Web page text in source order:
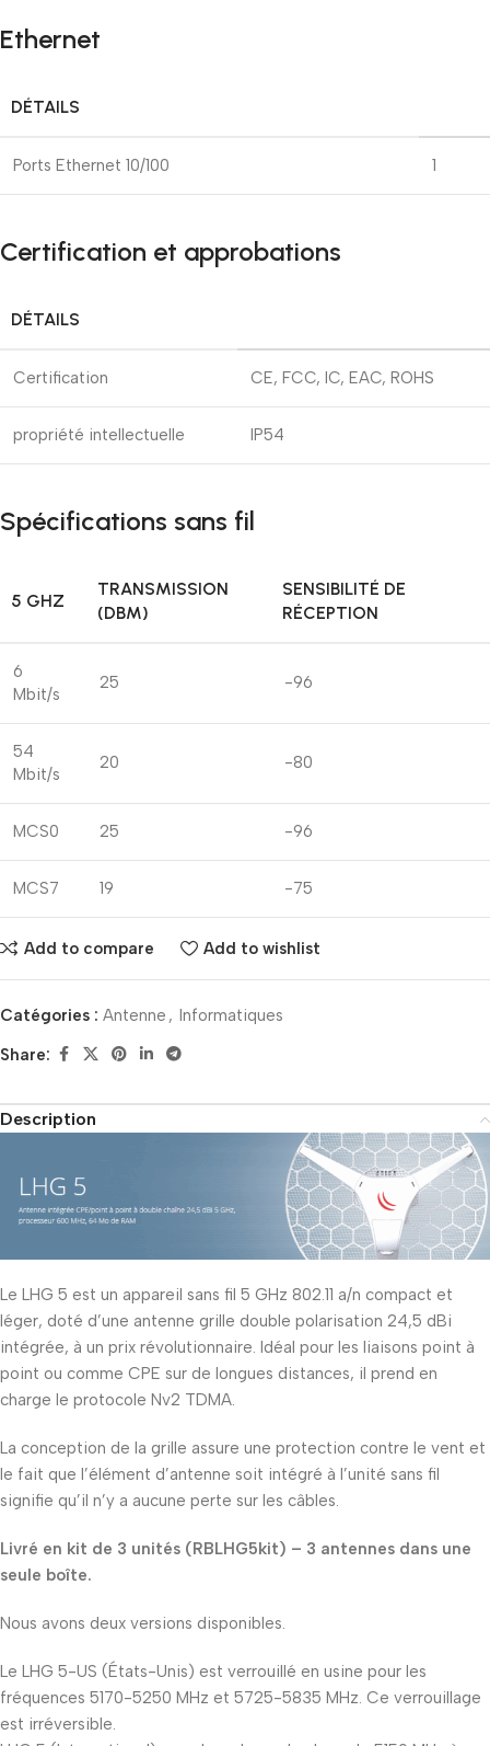
Ethernet
DÉTAILS
Ports Ethernet 10/100 1
Certification et approbations
DÉTAILS
Certification CE, FCC, IC, EAC, ROHS
propriété intellectuelle IP54
Spécifications sans fil
5 GHZ
TRANSMISSION
(DBM)
SENSIBILITÉ DE
RÉCEPTION
6
Mbit/s
25 -96
54
Mbit/s
20 -80
MCS0 25 -96
MCS7 19 -75
Add to compare Add to wishlist
Catégories : Antenne , Informatiques
Share:
Description
Le LHG 5 est un appareil sans fil 5 GHz 802.11 a/n compact et
léger, doté d’une antenne grille double polarisation 24,5 dBi
intégrée, à un prix révolutionnaire. Idéal pour les liaisons point à
point ou comme CPE sur de longues distances, il prend en
charge le protocole Nv2 TDMA.
La conception de la grille assure une protection contre le vent et
le fait que l’élément d’antenne soit intégré à l’unité sans fil
signifie qu’il n’y a aucune perte sur les câbles.
Livré en kit de 3 unités (RBLHG5kit) – 3 antennes dans une
seule boîte.
Nous avons deux versions disponibles.
Le LHG 5-US (États-Unis) est verrouillé en usine pour les
fréquences 5170-5250 MHz et 5725-5835 MHz. Ce verrouillage
est irréversible.